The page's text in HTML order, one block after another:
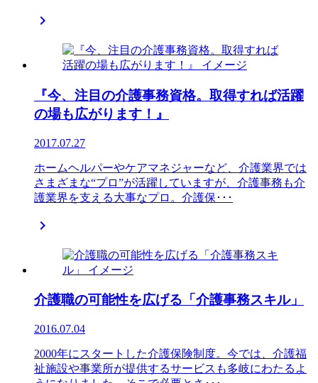

『今、注目の介護事務資格。取得すれば活躍
の場も広がります！』
2017.07.27
ホームヘルパーやケアマネジャーなど、介護業界では
さまざまな“プロ”が活躍していますが、介護事務も介
護業界を支える大事なプロ。介護保･･･

介護職の可能性を広げる「介護事務スキル」
2016.07.04
2000年にスタートした介護保険制度。今では、介護福
祉施設や事業所が提供するサービスも多岐にわたるよ